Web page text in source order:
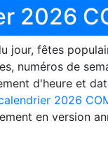
2026
jour, fêtes
numéros de
d'heure et
2026
en version